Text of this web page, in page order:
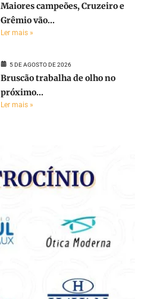
Maiores campeões, Cruzeiro e
Grêmio vão...
Ler mais »
5 DE AGOSTO DE 2026
Bruscão trabalha de olho no
próximo...
Ler mais »